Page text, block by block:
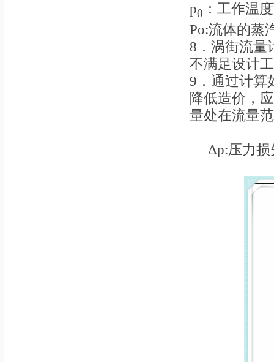
p0 ：工作温
Po:流体的蒸
8．涡街流量
不满足设计
9．通过计算
降低造价，
量处在流量
Δp:压力损